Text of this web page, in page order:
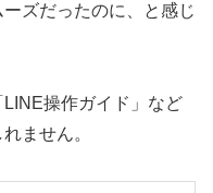
ズだったのに、と感じ
操作ガイド」など
ません。